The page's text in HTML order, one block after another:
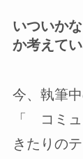
いついか
か考えて
今、執筆
「 コミ
きたりの